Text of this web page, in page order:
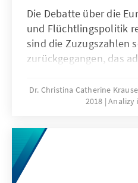
Die Debatte über die
und Flüchtlingspolitik
sind die Zuzugszahlen
zurückgegangen, das
überwunden. Wie ist
drei Jahre nach dem
die aktuellen und
Herausforderungen
gewappnet? Das
Dr. Christina Catherine
2018 Analizy